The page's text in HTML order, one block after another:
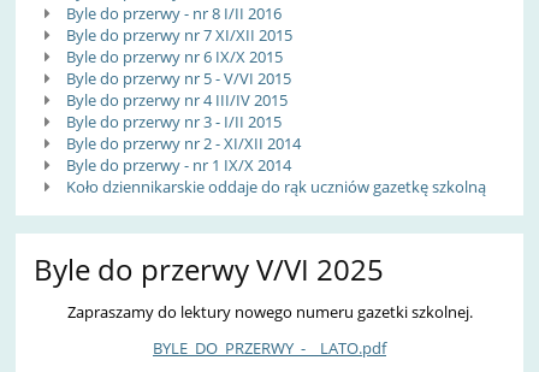
Byle do przerwy - nr 8 I/II 2016
Byle do przerwy nr 7 XI/XII 2015
Byle do przerwy nr 6 IX/X 2015
Byle do przerwy nr 5 - V/VI 2015
Byle do przerwy nr 4 III/IV 2015
Byle do przerwy nr 3 - I/II 2015
Byle do przerwy nr 2 - XI/XII 2014
Byle do przerwy - nr 1 IX/X 2014
Koło dziennikarskie oddaje do rąk uczniów gazetkę szkolną
Byle do przerwy V/VI 2025
Zapraszamy do lektury nowego numeru gazetki szkolnej.
BYLE_DO_PRZERWY_-__LATO.pdf